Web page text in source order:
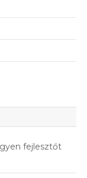
fejlesztőt